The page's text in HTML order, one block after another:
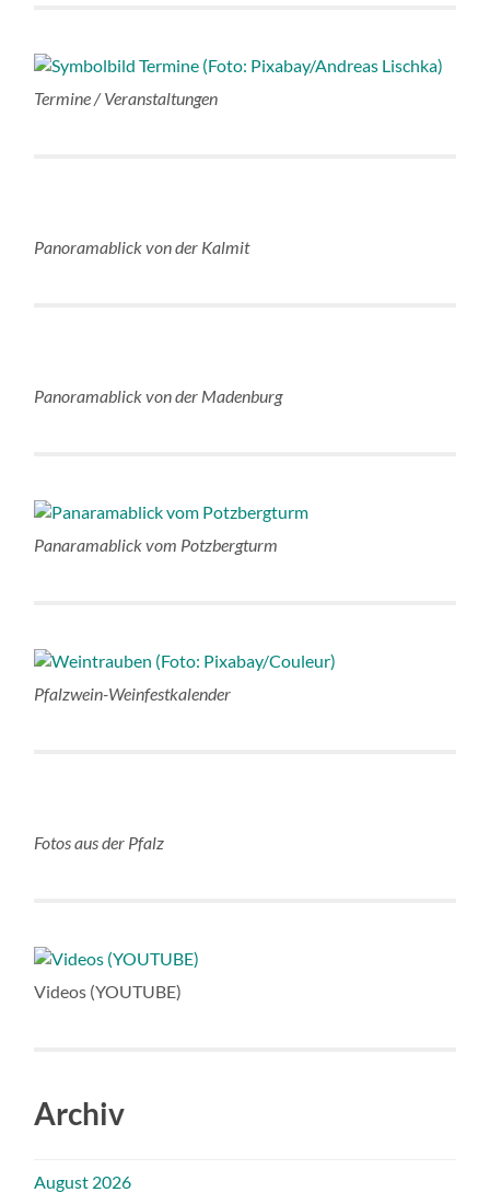
Termine / Veranstaltungen
Panoramablick von der Kalmit
Panoramablick von der Madenburg
Panaramablick vom Potzbergturm
Pfalzwein-Weinfestkalender
Fotos aus der Pfalz
Videos (YOUTUBE)
Archiv
August 2026